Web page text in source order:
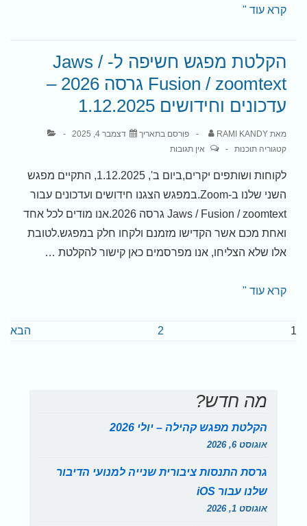
הדף)
יום
קרא עוד "
הקלטת מפגש חשיפה ל- Jaws /
Fusion / zoomtext גרסה 2026 –
עדכונים וחידושים 1.12.2025
מאתRAMI KANDY פורסם בתאריך
דצמבר 4, 2025
קטגוריהתוכנות אין תגובות
לקוחות ושותפים יקרים,ביום ב', 1.12.2025, התקיים מפגש
השני שלנו ב-Zoom.במפגש הצגנו חידושים ועדכונים עבור
Jaws / Fusion / zoomtext גרסה 2026.אנו מודים לכל אחד
ואחת מכם אשר הקדישו מזמנם ולקחו חלק במפגש.לטובת
אלו שלא הצליחו, אנו מפרסמים כאן קישור להקלטת …
הקלטת
חשיפה
Fusion
zoomtext
קרא עוד "
Posts
הבא
מה חדש?
הקלטת מפגש קהילה – יולי 2026
אוגוסט 6, 2026
גרסת התנסות ציבורית שנייה למנועי הדיבור
שלנו עבור iOS
אוגוסט 1, 2026